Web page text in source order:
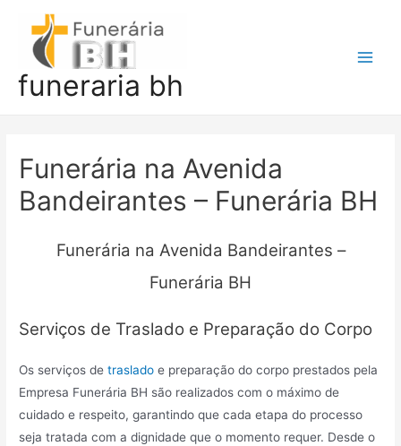
conteúdo
funeraria bh
Funerária na Avenida
Bandeirantes – Funerária BH
Funerária na Avenida Bandeirantes –
Funerária BH
Serviços de Traslado e Preparação do Corpo
Os serviços detraslado e preparação do corpo prestados pela
Empresa Funerária BH são realizados com o máximo de
cuidado e respeito, garantindo que cada etapa do processo
seja tratada com a dignidade que o momento requer. Desde o